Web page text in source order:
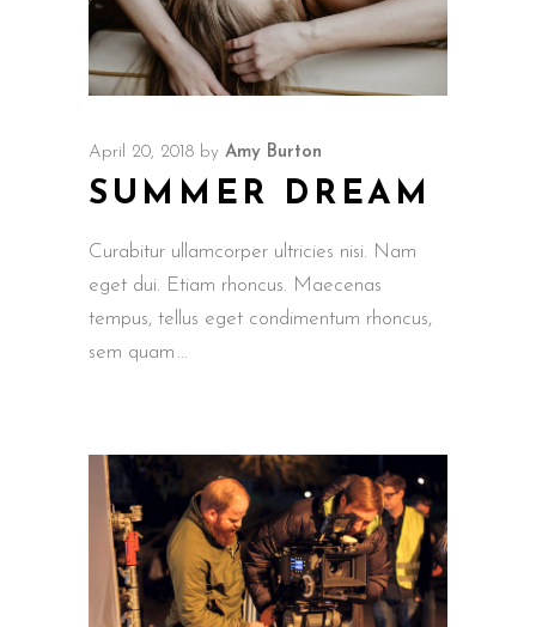
April 20, 2018 by Amy Burton
SUMMER DREAM
Curabitur ullamcorper ultricies nisi. Nam
eget dui. Etiam rhoncus. Maecenas
tempus, tellus eget condimentum rhoncus,
sem quam